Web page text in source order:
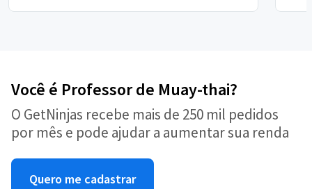
Você é Professor de Muay-thai?
O GetNinjas recebe mais de 250 mil pedidos
por mês e pode ajudar a aumentar sua renda
Quero me cadastrar